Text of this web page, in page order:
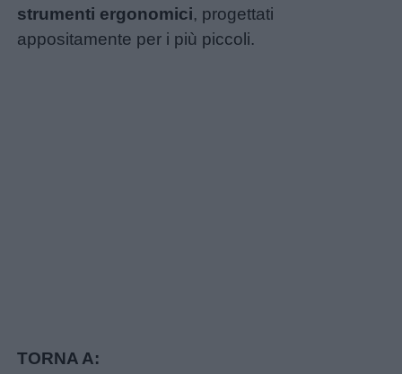
strumenti ergonomici, progettati
appositamente per i più piccoli.
TORNA A: